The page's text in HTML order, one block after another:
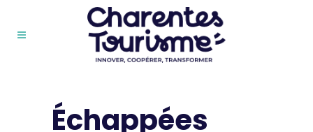
Échappées